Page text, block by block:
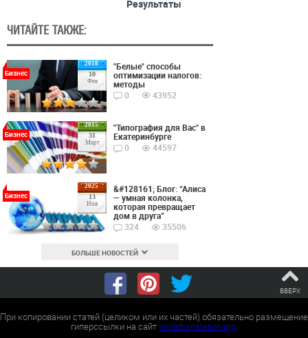
Результаты
ЧИТАЙТЕ ТАКЖЕ:
2018
10
Фев
Бизнес
"Белые" способы
оптимизации налогов:
методы
0
43952
2015
31
Март
Бизнес
"Типография для Вас" в
Екатеринбурге
0
44597
2025
13
Ноя
Бизнес
&#128161; Блог: “Алиса
— умная колонка,
которая превращает
дом в друга”
324
35506
БОЛЬШЕ НОВОСТЕЙ
ВВЕРХ
При копировании статей (целиком или их частей) обязательно размещение
гиперссылки на сайтworldtranslation.org.